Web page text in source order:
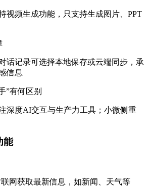
视频生成功能，只支持生成图片、PPT
话记录可选择本地保存或云端同步，承
信息
”有何区别
深度AI交互与生产力工具；小微侧重
能
网获取最新信息，如新闻、天气等